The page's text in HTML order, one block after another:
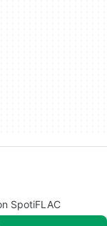
SpotiFLAC